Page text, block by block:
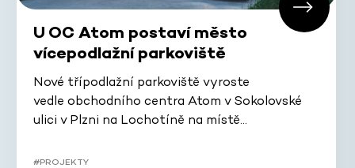
U OC Atom postaví město
vícepodlažní parkoviště
Nové třípodlažní parkoviště vyroste
vedle obchodního centra Atom v Sokolovské
ulici v Plzni na Lochotíně na místě…
#PROJEKTY